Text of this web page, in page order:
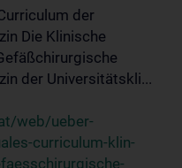
der
Die Klinische
der Universitätskli...
web/ueber-
curriculum-klin-